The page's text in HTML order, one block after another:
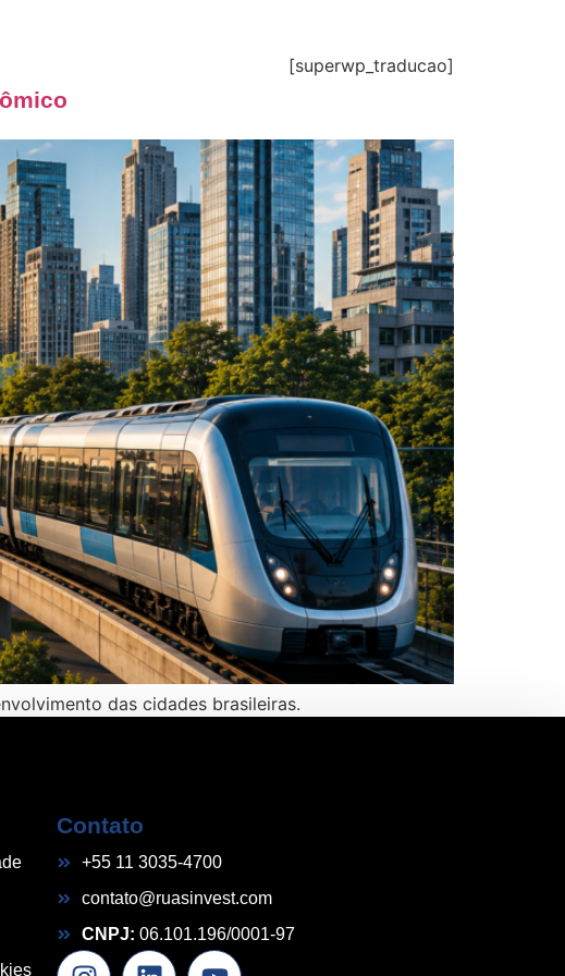
[superwp_traducao]
das cidades brasileiras.
Contato
+55 11 3035-4700
contato@ruasinvest.com
CNPJ: 06.101.196/0001-97